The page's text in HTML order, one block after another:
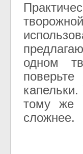
одном
тому же
сложнее.